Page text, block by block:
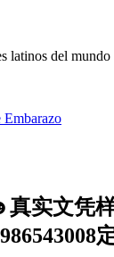
latinos del mundo
Embarazo
实文凭